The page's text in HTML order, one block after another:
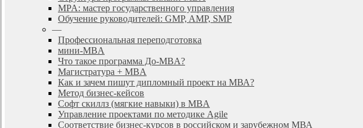
MPA: мастер государственного управления
Обучение руководителей: GMP, AMP, SMP
—
Профессиональная переподготовка
мини-MBA
Что такое программа До-MBA?
Магистратура + MBA
Как и зачем пишут дипломный проект на МВА?
Метод бизнес-кейсов
Софт скиллз (мягкие навыки) в MBA
Управление проектами по методике Agile
Соответствие бизнес-курсов в российском и зарубежном МВА